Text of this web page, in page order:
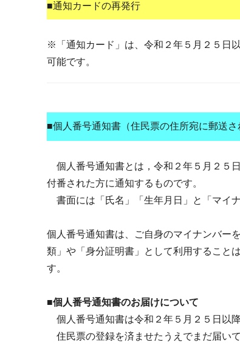
■通知カードの再発行
※「通知カード」は、令和２年５月２５日
可能です。
■個人番号通知書（住民票の住所宛に郵送さ
個人番号通知書とは，令和２年５月２５
付番された方に通知するものです。
書面には「氏名」「生年月日」と「マイ
個人番号通知書は、ご自身のマイナンバー
類」や「身分証明書」として利用すること
す。
■個人番号通知書のお届けについて
個人番号通知書は令和２年５月２５日以
住民票の登録を済ませたうえでまだ届い